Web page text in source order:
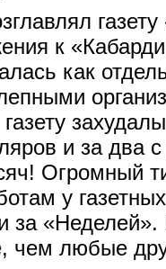
к
как
и за два
Огромный
у
за «Неделей».
чем любые